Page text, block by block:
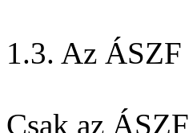
1.3. Az ÁSZF
Csak az